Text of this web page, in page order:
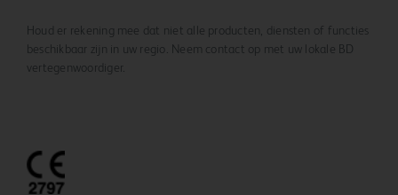
Houd er rekening mee dat niet alle producten, diensten of functies
beschikbaar zijn in uw regio. Neem contact op met uw lokale BD
vertegenwoordiger.